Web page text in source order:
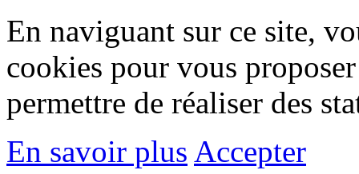
En naviguant sur ce site,
cookies pour vous
permettre de réaliser des
En savoir plus Accepter